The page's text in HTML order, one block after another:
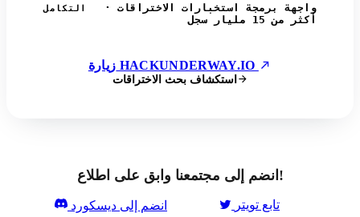
التكامل
واجهة برمجة استخبارات الاختراقات ·
أكثر من 15 مليار سجل
زيارة HACKUNDERWAY.IO
استكشاف بحث الاختراقات
انضم إلى مجتمعنا وابق على اطلاع!
انضم إلى ديسكورد تابع تويتر